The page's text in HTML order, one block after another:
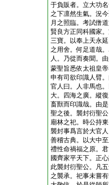
于負販者。立大功
之下凛然生氣。況
月之照臨。考試僧
賢良方正同科國家
三寶。以奉上天永
之用舍。何足道哉
人。乃從而奏聞。
蒙聖旨悉依太祖皇
申有司欲印識人臂
官人曰。人非馬也
大。四海之廣。縱
畜獸而印識哉。由
聖之後。襲封衍聖
廟林之祀。時公持
襲封事爲言於大官
善稽古典。以大中
禮性命禍福之原。
國齊家平天下。正
此襲封衍聖公。凡
之襲承。祀事未嘗